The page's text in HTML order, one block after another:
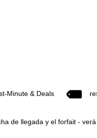
Minute & Deals
de llegada y el forfait -